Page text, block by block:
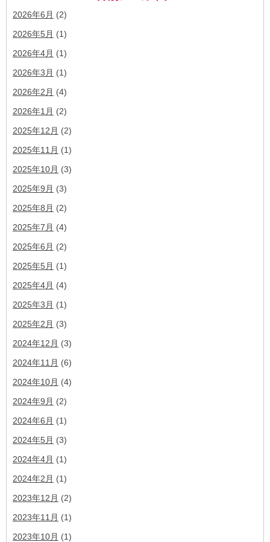
2026年6月 (2)
2026年5月 (1)
2026年4月 (1)
2026年3月 (1)
2026年2月 (4)
2026年1月 (2)
2025年12月 (2)
2025年11月 (1)
2025年10月 (3)
2025年9月 (3)
2025年8月 (2)
2025年7月 (4)
2025年6月 (2)
2025年5月 (1)
2025年4月 (4)
2025年3月 (1)
2025年2月 (3)
2024年12月 (3)
2024年11月 (6)
2024年10月 (4)
2024年9月 (2)
2024年6月 (1)
2024年5月 (3)
2024年4月 (1)
2024年2月 (1)
2023年12月 (2)
2023年11月 (1)
2023年10月 (1)